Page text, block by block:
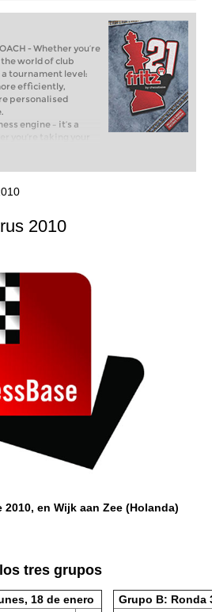
- Whether you’re
world of club
a tournament level:
efficiently,
personalised
engine – it’s a
you’re taking your
chess, or already
with FRITZ, you can
and with a
than ever before.
2010
2010, en Wijk aan Zee (Holanda)
tres grupos
18 de enero
Grupo B: Ronda